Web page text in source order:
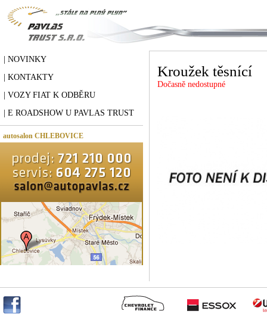
| NOVINKY
| KONTAKTY
| VOZY FIAT K ODBĚRU
| E ROADSHOW U PAVLAS TRUST
autosalon CHLEBOVICE
Kroužek těsnící
Dočasně nedostupné